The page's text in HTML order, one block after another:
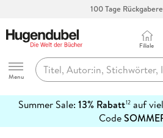
100 Tage
Hugendubel
Menu
Filiale
Summer Sale: 13% Rabatt12auf
Code
erfahren